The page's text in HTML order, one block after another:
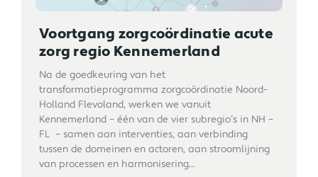
Voortgang zorgcoördinatie acute
zorg regio Kennemerland
Na de goedkeuring van het
transformatieprogramma zorgcoördinatie Noord-
Holland Flevoland, werken we vanuit
Kennemerland – één van de vier subregio’s in NH –
FL – samen aan interventies, aan verbinding
tussen de domeinen en actoren, aan stroomlijning
van processen en harmonisering...